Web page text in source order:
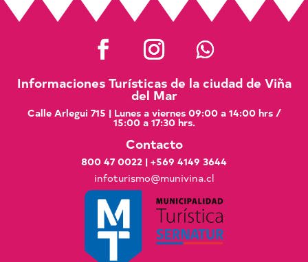
Informaciones Turísticas de la ciudad de Viña
del Mar
Calle Arlegui 715 | Lunes a viernes 09:00 a 14:00 hrs /
15:00 a 17:30 hrs.
Contacto
800 47 0022 | +569 4149 3644
infoturismo@munivina.cl